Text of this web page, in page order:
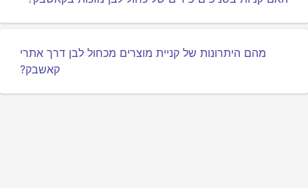
מהם היתרונות של קניית מוצרים מכחול לבן דרך אתרי
קאשבק?